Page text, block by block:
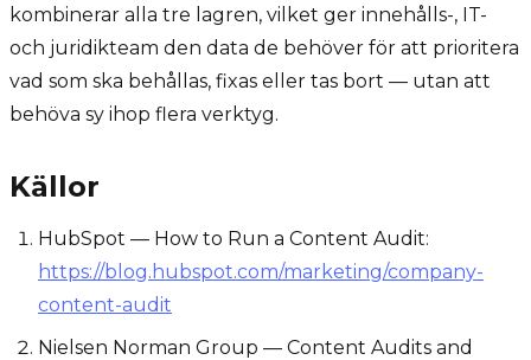
kombinerar alla tre lagren, vilket ger innehålls-, IT-
och juridikteam den data de behöver för att prioritera
vad som ska behållas, fixas eller tas bort — utan att
behöva sy ihop flera verktyg.
Källor
HubSpot — How to Run a Content Audit:
https://blog.hubspot.com/marketing/company-
content-audit
Nielsen Norman Group — Content Audits and